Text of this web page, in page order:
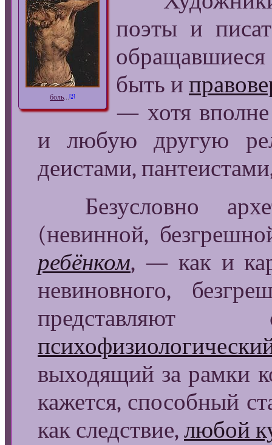
боль...[5]
поэты и
быть и
— хотя вполне
и любую другую
деистами,
Безусловно
(невинной,
ребёнком, — как и
невиновного,
выходящий за рамки
кажется, способный
как следствие, любой